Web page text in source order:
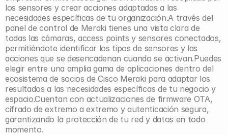
los sensores y crear acciones adaptadas a las
necesidades específicas de tu organización.A través del
panel de control de Meraki tienes una vista clara de
todas las cámaras, access points y sensores conectados,
permitiéndote identificar los tipos de sensores y las
acciones que se desencadenan cuando se activan.Puedes
elegir entre una amplia gama de aplicaciones dentro del
ecosistema de socios de Cisco Meraki para adaptar los
resultados a las necesidades específicas de tu negocio y
espacio.Cuentan con actualizaciones de firmware OTA,
cifrado de extremo a extremo y autenticación segura,
garantizando la protección de tu red y datos en todo
momento.